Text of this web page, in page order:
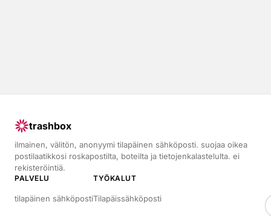
trashbox
ilmainen, välitön, anonyymi tilapäinen sähköposti. suojaa oikea
postilaatikkosi roskapostilta, boteilta ja tietojenkalastelulta. ei
rekisteröintiä.
PALVELU
tilapäinen sähköposti
TYÖKALUT
Tilapäissähköposti